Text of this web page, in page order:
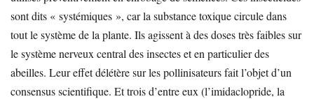
sont dits « systémiques », car la substance toxique circule dans
tout le système de la plante. Ils agissent à des doses très faibles sur
le système nerveux central des insectes et en particulier des
abeilles. Leur effet délétère sur les pollinisateurs fait l’objet d’un
consensus scientifique. Et trois d’entre eux (l’imidaclopride, la